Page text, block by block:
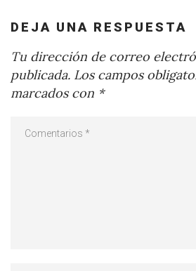
DEJA UNA RESPUESTA
Tu dirección de correo
publicada. Los campos
marcados con *